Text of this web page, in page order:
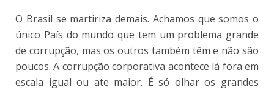
O Brasil se martiriza demais. Achamos que somos o
único País do mundo que tem um problema grande
de corrupção, mas os outros também têm e não são
poucos. A corrupção corporativa acontece lá fora em
escala igual ou ate maior. É só olhar os grandes